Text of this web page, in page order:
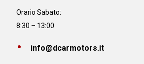
Orario Sabato:
8:30 – 13:00
info@dcarmotors.it